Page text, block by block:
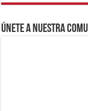
Únete a nuestra